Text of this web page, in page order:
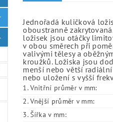
Jednořadá kuličková
oboustranně
ložisek jsou otáčky
v obou směrech při
valivými tělesy a
kroužků. Ložiska jsou
menší nebo větší
nebo uložení s vyšší
1. Vnitřní průměr v mm:
2. Vnější průměr v mm:
3. Šířka v mm: